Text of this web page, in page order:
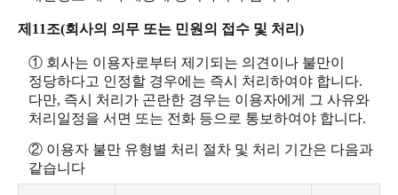
제11조(회사의 의무 또는 민원의 접수 및 처리)
① 회사는 이용자로부터 제기되는 의견이나 불만이
정당하다고 인정할 경우에는 즉시 처리하여야 합니다.
다만, 즉시 처리가 곤란한 경우는 이용자에게 그 사유와
처리일정을 서면 또는 전화 등으로 통보하여야 합니다.
② 이용자 불만 유형별 처리 절차 및 처리 기간은 다음과
같습니다